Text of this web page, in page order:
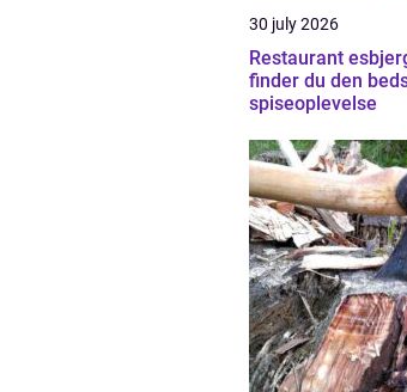
30 july 2026
Restaurant esbjerg
finder du den
spiseoplevelse